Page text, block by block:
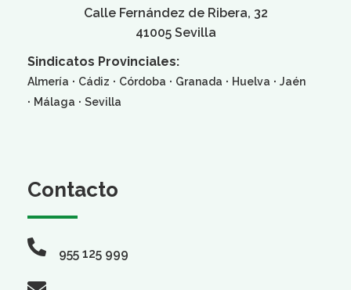
Calle Fernández de Ribera, 32
41005 Sevilla
Sindicatos Provinciales:
Almería · Cádiz · Córdoba · Granada · Huelva · Jaén
· Málaga · Sevilla
Contacto
955 125 999